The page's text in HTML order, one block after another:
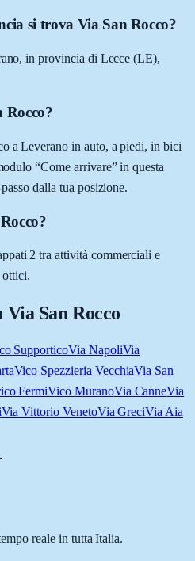
si trova Via San Rocco?
in provincia di Lecce (LE),
Rocco?
a Leverano in auto, a piedi, in bici
“Come arrivare” in questa
dalla tua posizione.
2 tra attività commerciali e
ottici.
Via San Rocco
SupporticoVia NapoliVia
Vico Spezzieria VecchiaVia San
FermiVico MuranoVia CanneVia
Via Vittorio VenetoVia GreciVia Aia
reale in tutta Italia.